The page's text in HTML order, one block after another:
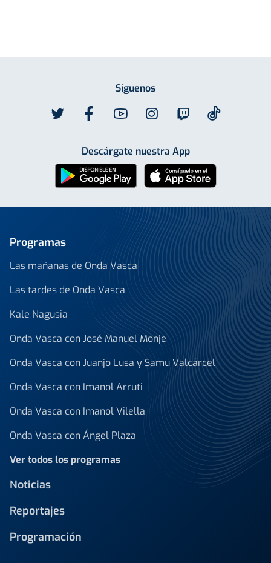
Síguenos
Descárgate nuestra App
Programas
Las mañanas de Onda Vasca
Las tardes de Onda Vasca
Kale Nagusia
Onda Vasca con José Manuel Monje
Onda Vasca con Juanjo Lusa y Samu Valcárcel
Onda Vasca con Imanol Arruti
Onda Vasca con Imanol Vilella
Onda Vasca con Ángel Plaza
Ver todos los programas
Noticias
Reportajes
Programación